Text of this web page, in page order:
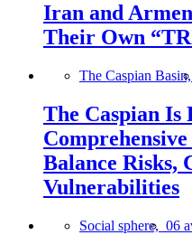
Iran and
Their Own
The Caspian Basin,
The Caspian Is
Balance Risks,
Vulnerabilities
Social sphere, 06